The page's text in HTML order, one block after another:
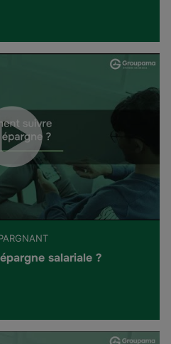
salariale ?